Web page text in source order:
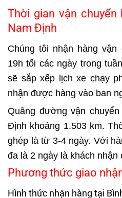
Thời gian vận chuyển
Nam Định
Chúng tôi nhận hàng
19h tối các ngày trong
sẽ sắp xếp lịch xe chạy
nhận được hàng vào ban
Quãng đường vận
Định khoảng 1.503 km.
ghép là từ 3-4 ngày. Với
đa là 2 ngày là khách nhận
Phương thức giao
Hình thức nhận hàng tại